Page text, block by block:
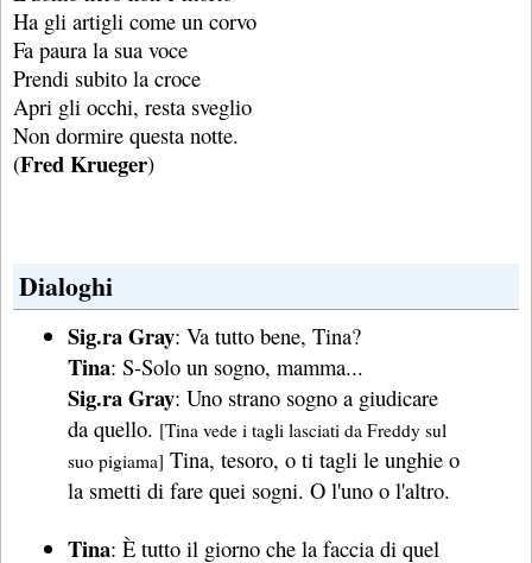
Ha gli artigli come un corvo
Fa paura la sua voce
Prendi subito la croce
Apri gli occhi, resta sveglio
Non dormire questa notte.
(Fred Krueger)
Dialoghi
Sig.ra Gray: Va tutto bene, Tina?
Tina: S-Solo un sogno, mamma...
Sig.ra Gray: Uno strano sogno a giudicare
da quello. [Tina vede i tagli lasciati da Freddy sul
suo pigiama] Tina, tesoro, o ti tagli le unghie o
la smetti di fare quei sogni. O l'uno o l'altro.
Tina: È tutto il giorno che la faccia di quel